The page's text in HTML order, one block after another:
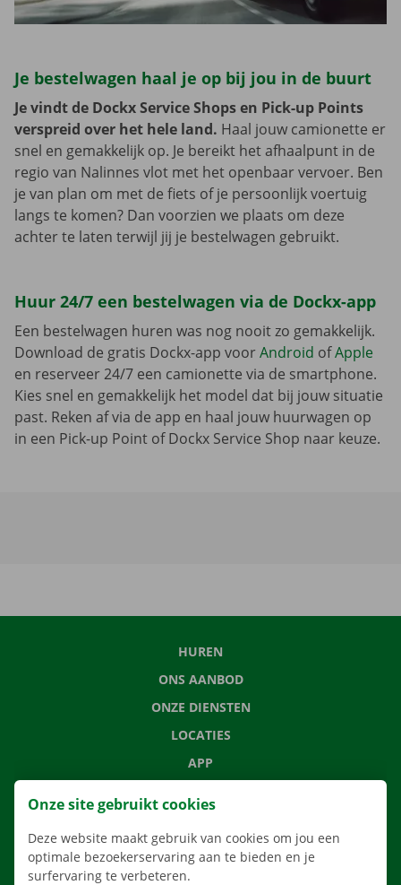
Je bestelwagen haal je op bij jou in de buurt
Je vindt de Dockx Service Shops en Pick-up Points
verspreid over het hele land. Haal jouw camionette er
snel en gemakkelijk op. Je bereikt het afhaalpunt in de
regio van Nalinnes vlot met het openbaar vervoer. Ben
je van plan om met de fiets of je persoonlijk voertuig
langs te komen? Dan voorzien we plaats om deze
achter te laten terwijl jij je bestelwagen gebruikt.
Huur 24/7 een bestelwagen via de Dockx-app
Een bestelwagen huren was nog nooit zo gemakkelijk.
Download de gratis Dockx-app voorAndroid ofApple
en reserveer 24/7 een camionette via de smartphone.
Kies snel en gemakkelijk het model dat bij jouw situatie
past. Reken af via de app en haal jouw huurwagen op
in een Pick-up Point of Dockx Service Shop naar keuze.
HUREN
ONS AANBOD
ONZE DIENSTEN
LOCATIES
APP
CONTACTEER ONS
Onze site gebruikt cookies
Deze website maakt gebruik van cookies om jou een
optimale bezoekerservaring aan te bieden en je
surfervaring te verbeteren.